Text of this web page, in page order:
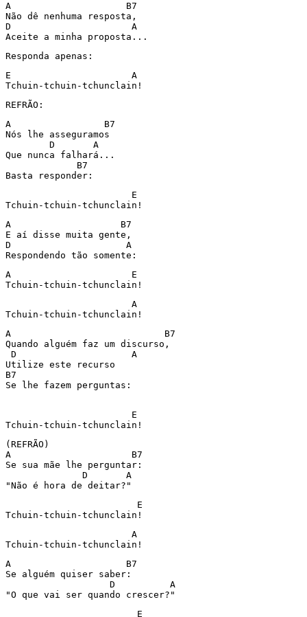
A                     B7
Não dê nenhuma resposta,
D                      A
Aceite a minha proposta...
Responda apenas:
E                      A
REFRÃO:
A                 B7
Nós lhe asseguramos
        D       A
Que nunca falhará...
             B7
Basta responder:
                       E
A                    B7
E aí disse muita gente,
D                     A
Respondendo tão somente:
A                      E
                       A
A                            B7
Quando alguém faz um discurso,
D                     A
Utilize este recurso
B7
Se lhe fazem perguntas:
                       E
(REFRÃO)
A                      B7
Se sua mãe lhe perguntar:
              D       A
"Não é hora de deitar?"
                        E
                       A
A                     B7
Se alguém quiser saber:
                   D          A
"O que vai ser quando crescer?"
                        E